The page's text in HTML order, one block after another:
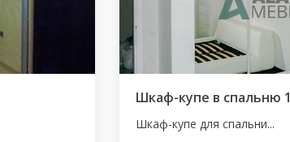
Шкаф-купе в спальню 1
Шкаф-купе для спальни...